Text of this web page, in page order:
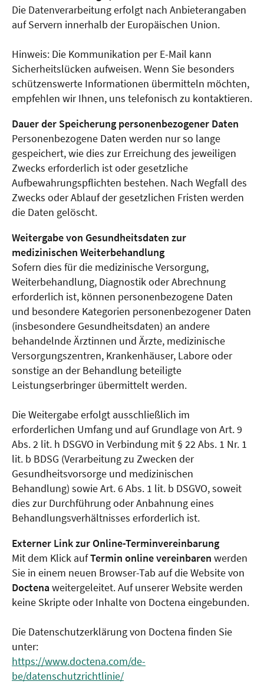
Die Datenverarbeitung erfolgt nach Anbieterangaben
auf Servern innerhalb der Europäischen Union.
Hinweis: Die Kommunikation per E-Mail kann
Sicherheitslücken aufweisen. Wenn Sie besonders
schützenswerte Informationen übermitteln möchten,
empfehlen wir Ihnen, uns telefonisch zu kontaktieren.
Dauer der Speicherung personenbezogener Daten
Personenbezogene Daten werden nur so lange
gespeichert, wie dies zur Erreichung des jeweiligen
Zwecks erforderlich ist oder gesetzliche
Aufbewahrungspflichten bestehen. Nach Wegfall des
Zwecks oder Ablauf der gesetzlichen Fristen werden
die Daten gelöscht.
Weitergabe von Gesundheitsdaten zur
medizinischen Weiterbehandlung
Sofern dies für die medizinische Versorgung,
Weiterbehandlung, Diagnostik oder Abrechnung
erforderlich ist, können personenbezogene Daten
und besondere Kategorien personenbezogener Daten
(insbesondere Gesundheitsdaten) an andere
behandelnde Ärztinnen und Ärzte, medizinische
Versorgungszentren, Krankenhäuser, Labore oder
sonstige an der Behandlung beteiligte
Leistungserbringer übermittelt werden.
Die Weitergabe erfolgt ausschließlich im
erforderlichen Umfang und auf Grundlage von Art. 9
Abs. 2 lit. h DSGVO in Verbindung mit § 22 Abs. 1 Nr. 1
lit. b BDSG (Verarbeitung zu Zwecken der
Gesundheitsvorsorge und medizinischen
Behandlung) sowie Art. 6 Abs. 1 lit. b DSGVO, soweit
dies zur Durchführung oder Anbahnung eines
Behandlungsverhältnisses erforderlich ist.
Externer Link zur Online-Terminvereinbarung
Mit dem Klick aufTermin online vereinbaren werden
Sie in einem neuen Browser-Tab auf die Website von
Doctenaweitergeleitet. Auf unserer Website werden
keine Skripte oder Inhalte von Doctena eingebunden.
Die Datenschutzerklärung von Doctena finden Sie
unter:
https://www.doctena.com/de-
be/datenschutzrichtlinie/